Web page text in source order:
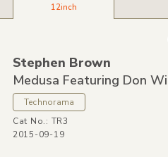
12inch
Stephen Brown
Medusa Featuring Don
Technorama
Cat No.: TR3
2015-09-19